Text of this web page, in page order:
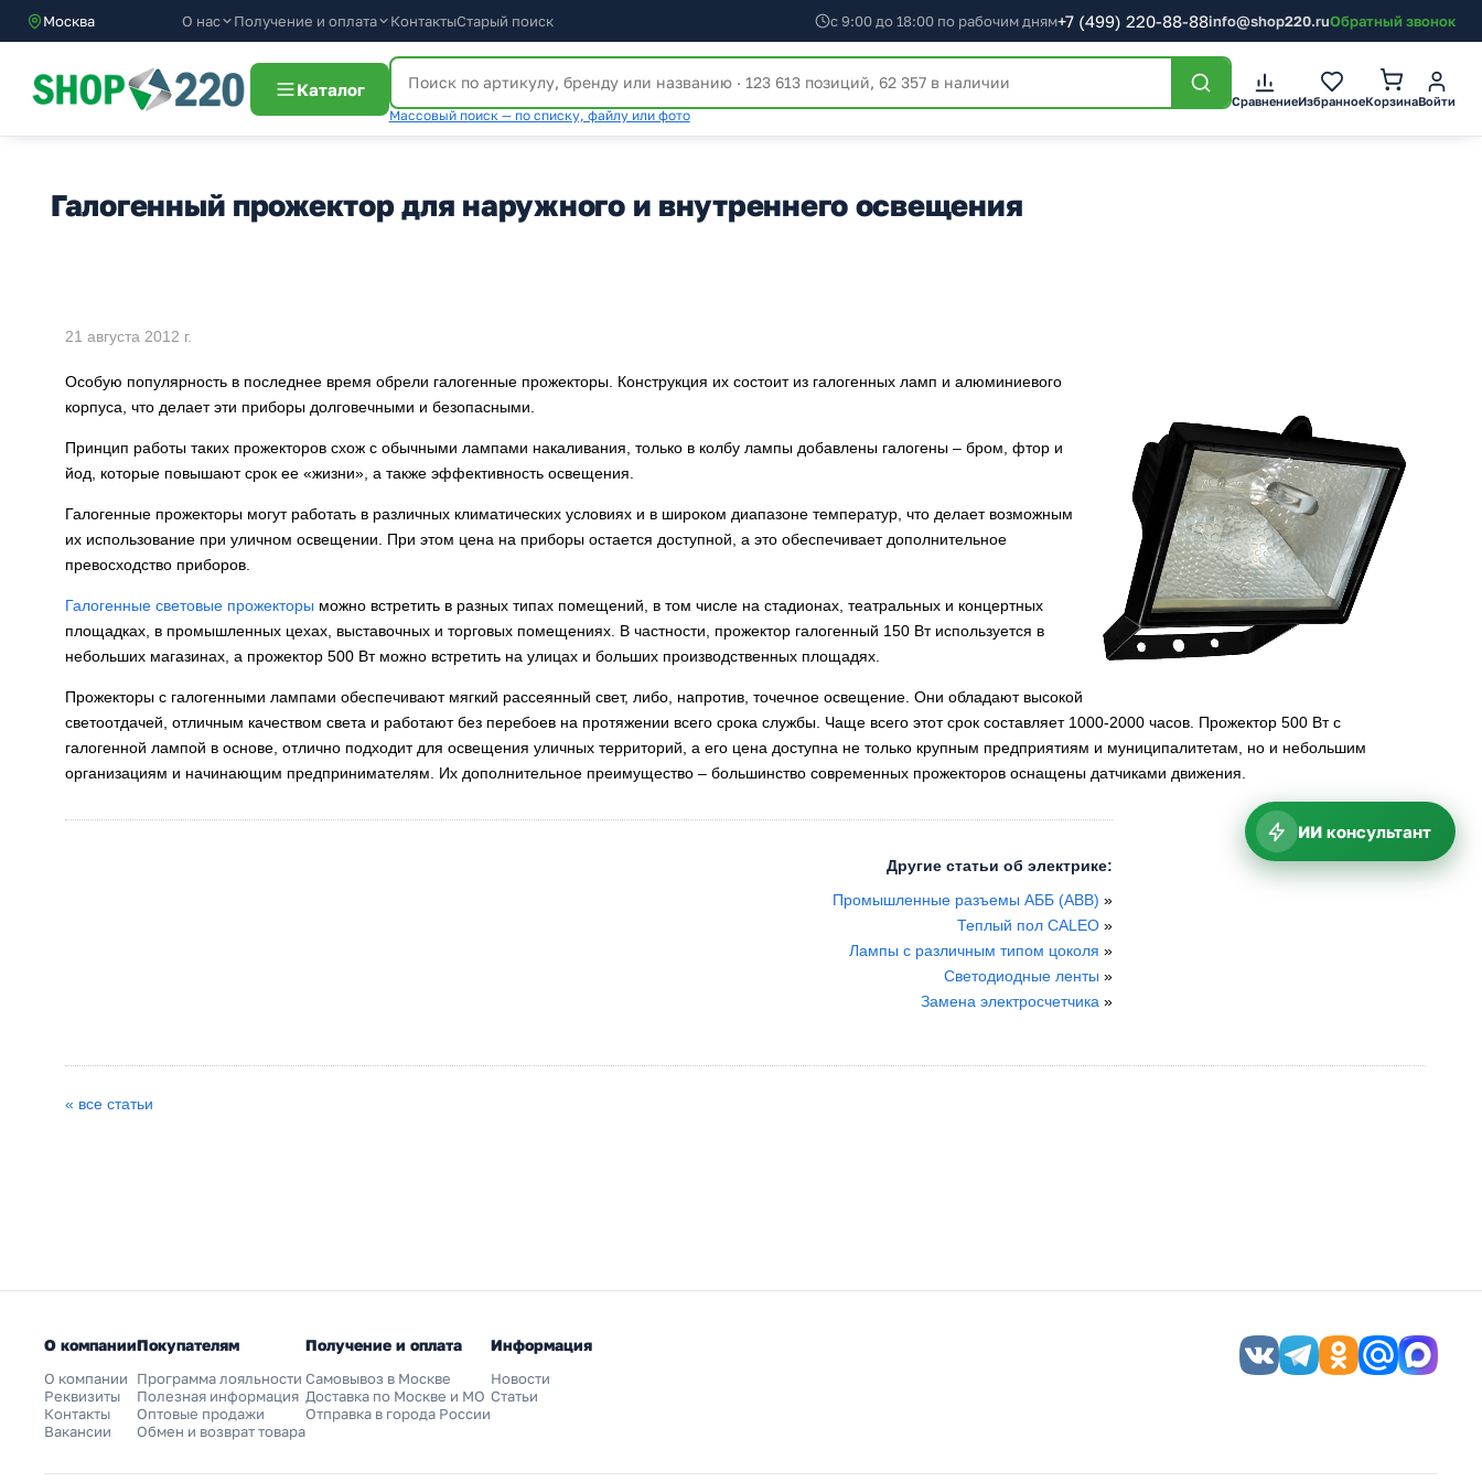
Москва О нас Получение и оплата КонтактыСтарый поиск с 9:00 до 18:00 по рабочим дням+7 (499) 220-88-88info@shop220.ruОбратный звонок
Каталог
Массовый поиск — по списку, файлу или фото
СравнениеИзбранноеКорзинаВойти
Галогенный прожектор для наружного и внутреннего освещения
21 августа 2012 г.
Особую популярность в последнее время обрели галогенные прожекторы. Конструкция их состоит из галогенных ламп и алюминиевого
корпуса, что делает эти приборы долговечными и безопасными.
Принцип работы таких прожекторов схож с обычными лампами накаливания, только в колбу лампы добавлены галогены – бром, фтор и
йод, которые повышают срок ее «жизни», а также эффективность освещения.
Галогенные прожекторы могут работать в различных климатических условиях и в широком диапазоне температур, что делает возможным
их использование при уличном освещении. При этом цена на приборы остается доступной, а это обеспечивает дополнительное
превосходство приборов.
Галогенные световые прожекторы можно встретить в разных типах помещений, в том числе на стадионах, театральных и концертных
площадках, в промышленных цехах, выставочных и торговых помещениях. В частности, прожектор галогенный 150 Вт используется в
небольших магазинах, а прожектор 500 Вт можно встретить на улицах и больших производственных площадях.
Прожекторы с галогенными лампами обеспечивают мягкий рассеянный свет, либо, напротив, точечное освещение. Они обладают высокой
светоотдачей, отличным качеством света и работают без перебоев на протяжении всего срока службы. Чаще всего этот срок составляет 1000-2000 часов. Прожектор 500 Вт с
галогенной лампой в основе, отлично подходит для освещения уличных территорий, а его цена доступна не только крупным предприятиям и муниципалитетам, но и небольшим
организациям и начинающим предпринимателям. Их дополнительное преимущество – большинство современных прожекторов оснащены датчиками движения.
Другие статьи об электрике:
Промышленные разъемы АББ (ABB) »
Теплый пол CALEO »
Лампы с различным типом цоколя »
Светодиодные ленты »
Замена электросчетчика »
« все статьи
О компании
О компании
Реквизиты
Контакты
Вакансии
Покупателям
Программа лояльности
Полезная информация
Оптовые продажи
Обмен и возврат товара
Получение и оплата
Самовывоз в Москве
Доставка по Москве и МО
Отправка в города России
Информация
Новости
Статьи
ИИ консультант